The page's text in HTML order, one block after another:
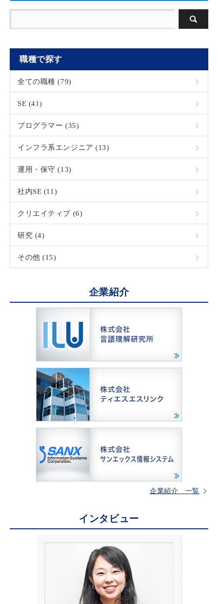
職種で探す
全ての職種 (79)
SE (41)
プログラマー (35)
インフラ系エンジニア (13)
運用・保守 (13)
社内SE (11)
クリエイティブ (6)
研究 (4)
その他 (15)
企業紹介
企業紹介 一覧
インタビュー